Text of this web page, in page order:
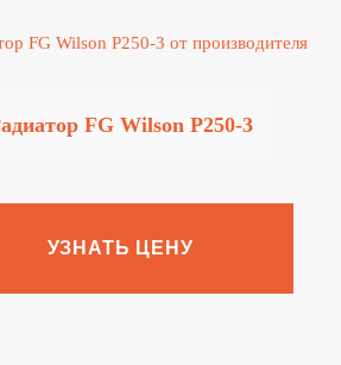
FG Wilson P250-3
УЗНАТЬ ЦЕНУ